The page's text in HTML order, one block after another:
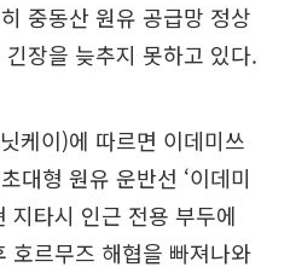
중동산 원유 공급망 정상
장을 늦추지 못하고 있다.
케이)에 따르면 이데미쓰
대형 원유 운반선 ‘이데미
지타시 인근 전용 부두에
호르무즈 해협을 빠져나와